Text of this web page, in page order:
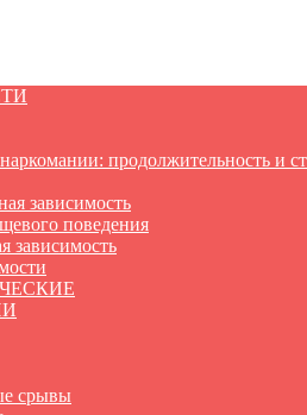
продолжительность и
зависимость
поведения
зависимость
срывы